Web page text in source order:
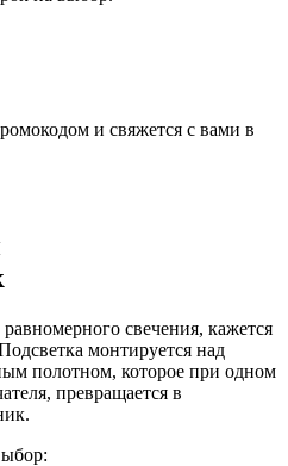
и свяжется с вами в
свечения, кажется
монтируется над
полотном, которое при одном
превращается в